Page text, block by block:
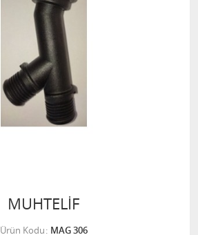
MUHTELİF
Ürün Kodu MAG 306